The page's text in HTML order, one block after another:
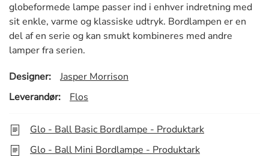
globeformede lampe passer ind i enhver indretning med
sit enkle, varme og klassiske udtryk. Bordlampen er en
del af en serie og kan smukt kombineres med andre
lamper fra serien.
Designer:
Jasper Morrison
Leverandør:
Flos
Glo - Ball Basic Bordlampe - Produktark
Glo - Ball Mini Bordlampe - Produktark